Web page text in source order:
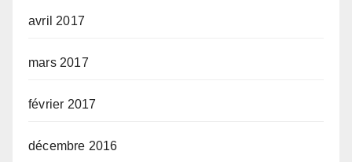
avril 2017
mars 2017
février 2017
décembre 2016